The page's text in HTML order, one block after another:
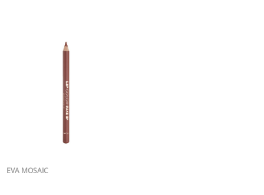
EVA MOSAIC